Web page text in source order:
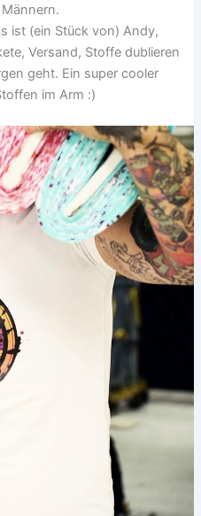
ist (ein Stück von) Andy,
Versand, Stoffe dublieren
geht. Ein super cooler
im Arm :)